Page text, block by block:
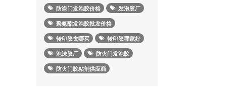
防盗门发泡胶价格 发泡胶厂
聚氨酯发泡胶批发价格
转印胶去哪买 转印胶哪家好
泡沫胶厂 防火门发泡胶
防火门胶粘剂供应商